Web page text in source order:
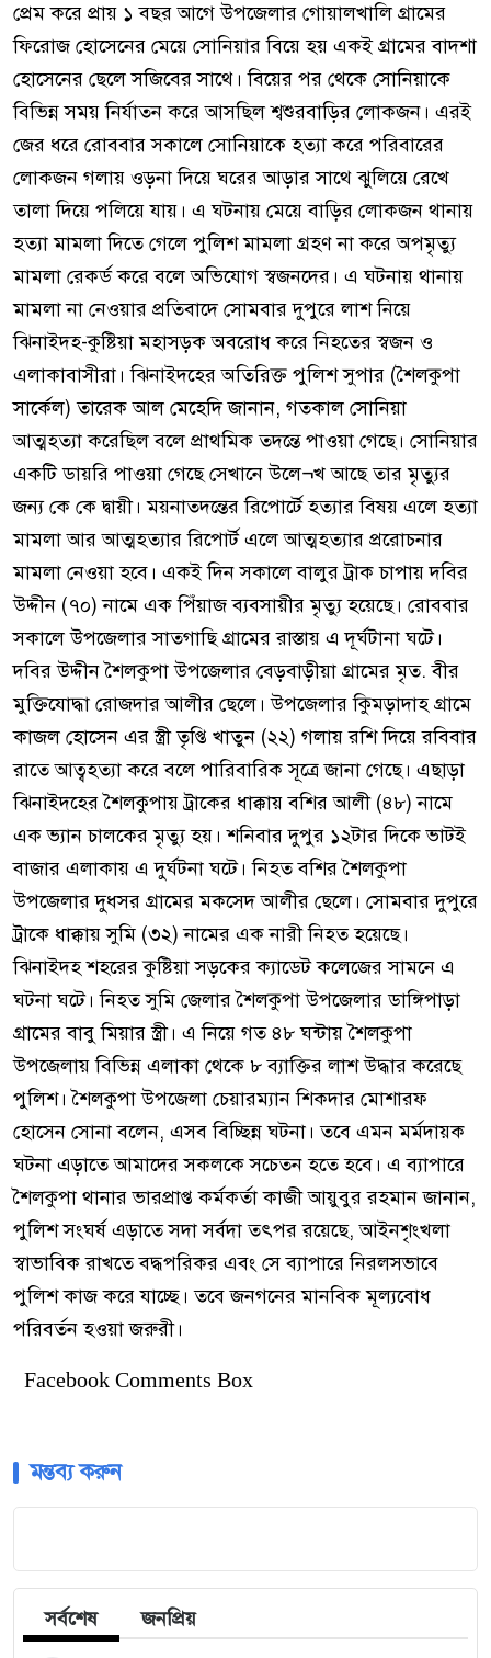
প্রেম করে প্রায় ১ বছর আগে উপজেলার গোয়ালখালি গ্রামের
ফিরোজ হোসেনের মেয়ে সোনিয়ার বিয়ে হয় একই গ্রামের বাদশা
হোসেনের ছেলে সজিবের সাথে। বিয়ের পর থেকে সোনিয়াকে
বিভিন্ন সময় নির্যাতন করে আসছিল শ্বশুরবাড়ির লোকজন। এরই
জের ধরে রোববার সকালে সোনিয়াকে হত্যা করে পরিবারের
লোকজন গলায় ওড়না দিয়ে ঘরের আড়ার সাথে ঝুলিয়ে রেখে
তালা দিয়ে পলিয়ে যায়। এ ঘটনায় মেয়ে বাড়ির লোকজন থানায়
হত্যা মামলা দিতে গেলে পুলিশ মামলা গ্রহণ না করে অপমৃত্যু
মামলা রেকর্ড করে বলে অভিযোগ স্বজনদের। এ ঘটনায় থানায়
মামলা না নেওয়ার প্রতিবাদে সোমবার দুপুরে লাশ নিয়ে
ঝিনাইদহ-কুষ্টিয়া মহাসড়ক অবরোধ করে নিহতের স্বজন ও
এলাকাবাসীরা। ঝিনাইদহের অতিরিক্ত পুলিশ সুপার (শৈলকুপা
সার্কেল) তারেক আল মেহেদি জানান, গতকাল সোনিয়া
আত্মহত্যা করেছিল বলে প্রাথমিক তদন্তে পাওয়া গেছে। সোনিয়ার
একটি ডায়রি পাওয়া গেছে সেখানে উলে¬খ আছে তার মৃত্যুর
জন্য কে কে দ্বায়ী। ময়নাতদন্তের রিপোর্টে হত্যার বিষয় এলে হত্যা
মামলা আর আত্মহত্যার রিপোর্ট এলে আত্মহত্যার প্ররোচনার
মামলা নেওয়া হবে। একই দিন সকালে বালুর ট্রাক চাপায় দবির
উদ্দীন (৭০) নামে এক পিঁয়াজ ব্যবসায়ীর মৃত্যু হয়েছে। রোববার
সকালে উপজেলার সাতগাছি গ্রামের রাস্তায় এ দূর্ঘটানা ঘটে।
দবির উদ্দীন শৈলকুপা উপজেলার বেড়বাড়ীয়া গ্রামের মৃত. বীর
মুক্তিযোদ্ধা রোজদার আলীর ছেলে। উপজেলার কুিমড়াদাহ গ্রামে
কাজল হোসেন এর স্ত্রী তৃপ্তি খাতুন (২২) গলায় রশি দিয়ে রবিবার
রাতে আত্বহত্যা করে বলে পারিবারিক সূত্রে জানা গেছে। এছাড়া
ঝিনাইদহের শৈলকুপায় ট্রাকের ধাক্কায় বশির আলী (৪৮) নামে
এক ভ্যান চালকের মৃত্যু হয়। শনিবার দুপুর ১২টার দিকে ভাটই
বাজার এলাকায় এ দুর্ঘটনা ঘটে। নিহত বশির শৈলকুপা
উপজেলার দুধসর গ্রামের মকসেদ আলীর ছেলে। সোমবার দুপুরে
ট্রাকে ধাক্কায় সুমি (৩২) নামের এক নারী নিহত হয়েছে।
ঝিনাইদহ শহরের কুষ্টিয়া সড়কের ক্যাডেট কলেজের সামনে এ
ঘটনা ঘটে। নিহত সুমি জেলার শৈলকুপা উপজেলার ডাঙ্গিপাড়া
গ্রামের বাবু মিয়ার স্ত্রী। এ নিয়ে গত ৪৮ ঘন্টায় শৈলকুপা
উপজেলায় বিভিন্ন এলাকা থেকে ৮ ব্যাক্তির লাশ উদ্ধার করেছে
পুলিশ। শৈলকুপা উপজেলা চেয়ারম্যান শিকদার মোশারফ
হোসেন সোনা বলেন, এসব বিচ্ছিন্ন ঘটনা। তবে এমন মর্মদায়ক
ঘটনা এড়াতে আমাদের সকলকে সচেতন হতে হবে। এ ব্যাপারে
শৈলকুপা থানার ভারপ্রাপ্ত কর্মকর্তা কাজী আয়ুবুর রহমান জানান,
পুলিশ সংঘর্ষ এড়াতে সদা সর্বদা তৎপর রয়েছে, আইনশৃংখলা
স্বাভাবিক রাখতে বদ্ধপরিকর এবং সে ব্যাপারে নিরলসভাবে
পুলিশ কাজ করে যাচ্ছে। তবে জনগনের মানবিক মূল্যবোধ
পরিবর্তন হওয়া জরুরী।
Facebook Comments Box
মন্তব্য করুন
সর্বশেষ জনপ্রিয়